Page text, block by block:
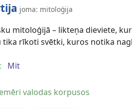
joma: mitoloģija
mitoloģijā – likteņa dieviete,
tika rīkoti svētki, kuros notika
Mit
valodas korpusos